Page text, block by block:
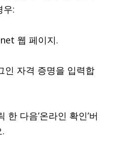
우:
웹 페이지.
인 자격 증명을 입력합
한 다음’온라인 확인’버